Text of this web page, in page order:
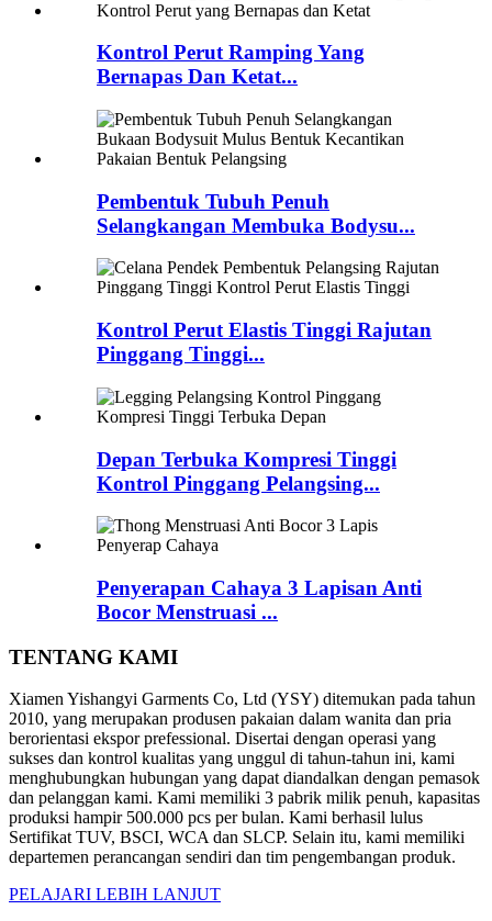
Kontrol Perut Ramping Yang
Bernapas Dan Ketat...
Pembentuk Tubuh Penuh
Selangkangan Membuka Bodysu...
Kontrol Perut Elastis Tinggi Rajutan
Pinggang Tinggi...
Depan Terbuka Kompresi Tinggi
Kontrol Pinggang Pelangsing...
Penyerapan Cahaya 3 Lapisan Anti
Bocor Menstruasi ...
TENTANG KAMI
Xiamen Yishangyi Garments Co, Ltd (YSY) ditemukan pada tahun
2010, yang merupakan produsen pakaian dalam wanita dan pria
berorientasi ekspor prefessional. Disertai dengan operasi yang
sukses dan kontrol kualitas yang unggul di tahun-tahun ini, kami
menghubungkan hubungan yang dapat diandalkan dengan pemasok
dan pelanggan kami. Kami memiliki 3 pabrik milik penuh, kapasitas
produksi hampir 500.000 pcs per bulan. Kami berhasil lulus
Sertifikat TUV, BSCI, WCA dan SLCP. Selain itu, kami memiliki
departemen perancangan sendiri dan tim pengembangan produk.
PELAJARI LEBIH LANJUT